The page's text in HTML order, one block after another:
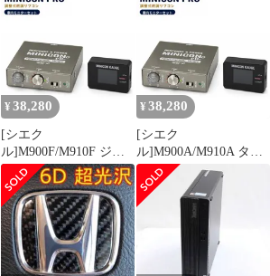
ホケース iPhone17
iPhone17ProMax
iPhoneAir iPhone16
iPhone16e 対応
VET(H28/11～)用ミニ
PRO＋車内モニターセ
ット
¥ 38,280
[シエク
ル]M900F/M910F ジャ
スティ_1KR-FE(H28/11
～)用ミニコンプロ
MINICON PRO＋車内モ
ニターセット
¥ 38,280
[シエク
ル]M900A/M910A タン
ク_1KR-VET(1.0TC)
(H28/11～)用ミニコン
プロ MINICON PRO＋
車内モニターセット